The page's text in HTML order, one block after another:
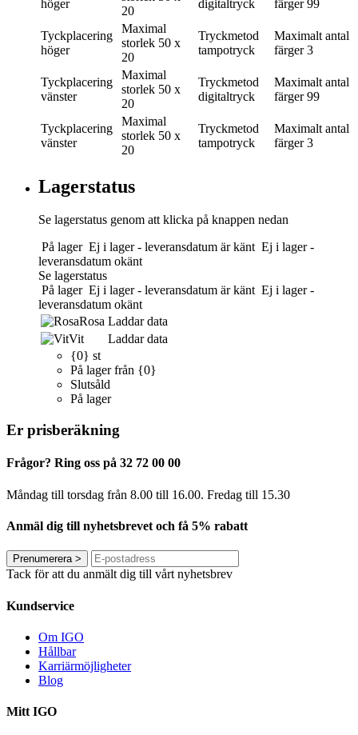
höger
20
digitaltryck
färger 99
Tyckplacering
höger
Maximal
storlek 50 x
20
Tryckmetod
tampotryck
Maximalt antal
färger 3
Tyckplacering
vänster
Maximal
storlek 50 x
20
Tryckmetod
digitaltryck
Maximalt antal
färger 99
Tyckplacering
vänster
Maximal
storlek 50 x
20
Tryckmetod
tampotryck
Maximalt antal
färger 3
Lagerstatus
Se lagerstatus genom att klicka på knappen nedan
På lager Ej i lager - leveransdatum är känt Ej i lager -
leveransdatum okänt
Se lagerstatus
På lager Ej i lager - leveransdatum är känt Ej i lager -
leveransdatum okänt
Rosa Laddar data
Vit
Laddar data
{0} st
På lager från {0}
Slutsåld
På lager
Er prisberäkning
Frågor? Ring oss på 32 72 00 00
Måndag till torsdag från 8.00 till 16.00. Fredag ​​till 15.30
Anmäl dig till nyhetsbrevet och få 5% rabatt
Prenumerera>
Tack för att du anmält dig till vårt nyhetsbrev
Kundservice
Om IGO
Hållbar
Karriärmöjligheter
Blog
Mitt IGO